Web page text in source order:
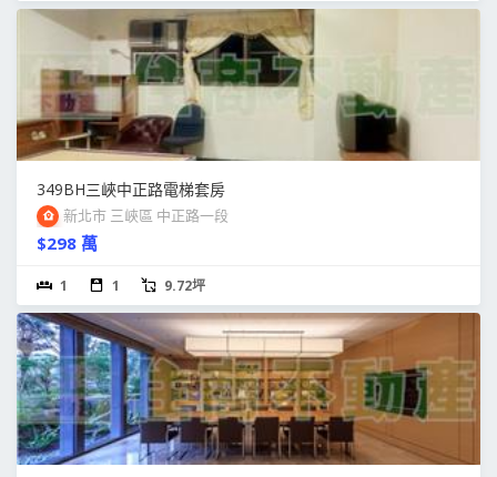
349BH三峽中正路電梯套房
新北市 三峽區 中正路一段
$298 萬
1 1 9.72坪